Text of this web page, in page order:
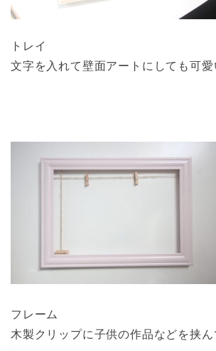
トレイ
文字を入れて壁面アートにしても可愛
フレーム
木製クリップに子供の作品などを挟